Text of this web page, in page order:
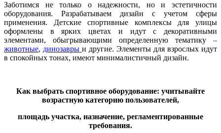
Заботимся не только о надежности, но и эстетичности
оборудования. Разрабатываем дизайн с учетом сферы
применения. Детские спортивные комплексы для улицы
оформлены в ярких цветах и идут с декоративными
элементами, обыгрывающими определенную тематику –
животные, динозавры и другие. Элементы для взрослых идут
в спокойных тонах, имеют минималистичный дизайн.
Как выбрать спортивное оборудование: учитывайте
возрастную категорию пользователей,
площадь участка, назначение, регламентированные
требования.